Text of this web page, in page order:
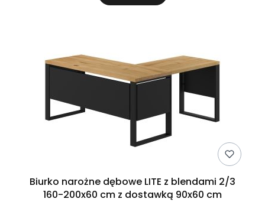
Biurko narożne dębowe LITE z blendami 2/3
160-200x60 cm z dostawką 90x60 cm